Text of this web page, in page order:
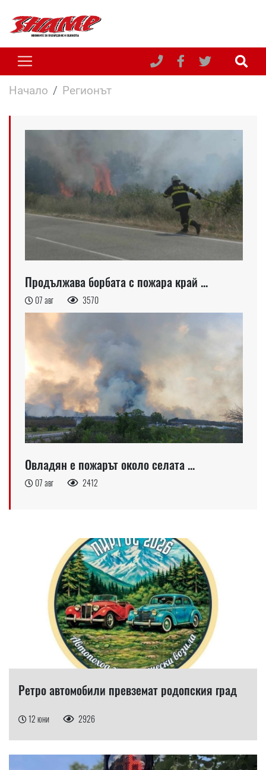
Начало Регионът
Продължава борбата с пожара край ...
07 авг 3570
Овладян е пожарът около селата ...
07 авг 2412
Ретро автомобили превземат родопския град
12 юни 2926